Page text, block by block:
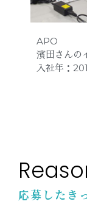
APO
濱田さんの
入社年 ：
応募したき